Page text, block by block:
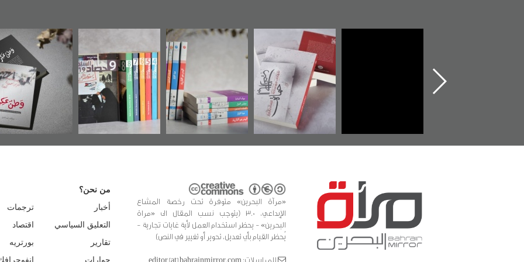
الشهيد سيد كاظم
السهلاوي في ذكراه
"حماة الباب الأخير":
الإصدار الأول عن
اعتصام الدراز
وأحداث ساحة
الفداء لمركز أوال
للدراسات والتوثيق
تصنيف موضوعي
للوثائق البريطانية
يقدمه «مركز أوال»
كتب
"مرآة البحرين"
تصدر حصاد
الساحات 2019
«وطن عكر» رواية
جديدة لمعتقل
عسكري تصدر عن
«مرآة البحرين»
«مرآة البحرين» متوفرة تحت رخصة المشاع
الإبداعي، 3.0 (يتوجب نسب المقال الى «مراة
البحرين» - يحظر استخدام العمل لأية غايات تجارية -
يُحظر القيام بأي تعديل، تحوير أو تغيير في النص)
للمراسلات: editor [at] bahrainmirror.com
من نحن؟
أخبار
التعليق السياسي
تقارير
حوارات
ترجمات
اقتصاد
بورتريه